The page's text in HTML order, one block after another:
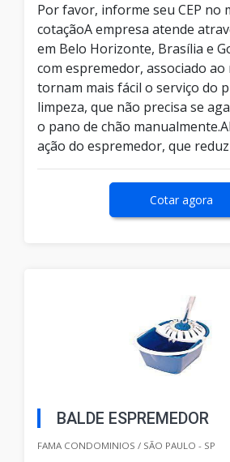
Por favor, informe seu CEP no
cotaçãoA empresa atende
em Belo Horizonte, Brasília e
com espremedor, associado
tornam mais fácil o serviço do
limpeza, que não precisa se
o pano de chão
ação do espremedor, que reduz
Cotar agora
BALDE ESPREMEDOR
FAMA CONDOMINIOS / SÃO PAULO - SP